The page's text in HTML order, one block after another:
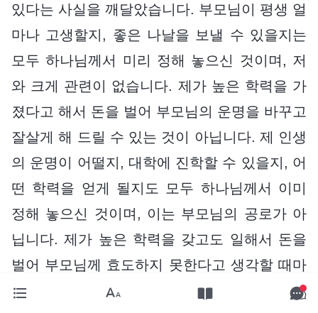
있다는 사실을 깨달았습니다. 부모님이 평생 얼
마나 고생할지, 좋은 나날을 보낼 수 있을지는
모두 하나님께서 미리 정해 놓으신 것이며, 저
와 크게 관련이 없습니다. 제가 높은 학력을 가
졌다고 해서 돈을 벌어 부모님의 운명을 바꾸고
잘살게 해 드릴 수 있는 것이 아닙니다. 제 인생
의 운명이 어떨지, 대학에 진학할 수 있을지, 어
떤 학력을 얻게 될지도 모두 하나님께서 이미
정해 놓으신 것이며, 이는 부모님의 공로가 아
닙니다. 제가 높은 학력을 갖고도 일해서 돈을
벌어 부모님께 효도하지 못한다고 생각할 때마
다 죄책감을 느낀 것도, 사람의 운명이 하나님